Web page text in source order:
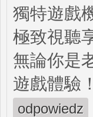
獨特遊戲
極致視聽
無論你是
遊戲體驗
odpowiedz